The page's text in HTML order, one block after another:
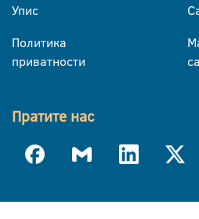
Упис
Политика
приватности
Пратите нас